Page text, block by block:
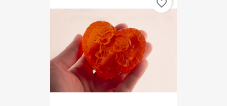
favorite_border